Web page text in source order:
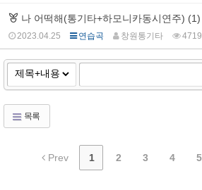
나 어떡해(통기타+하모니카동시연주) (1)
2023.04.25 연습곡 창원통기타 4719
목록
Prev 1 2 3 4 5